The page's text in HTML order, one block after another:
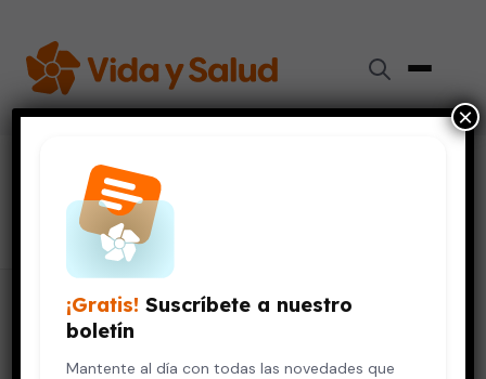
vomitos
33 artículos
¡Gratis! Suscríbete a nuestro
boletín
Mantente al día con todas las novedades que
×